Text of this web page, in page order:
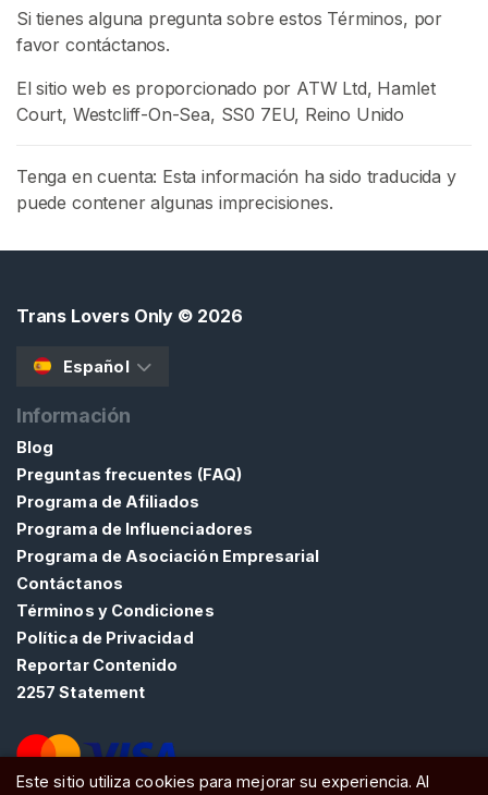
Si tienes alguna pregunta sobre estos Términos, por
favor contáctanos.
El sitio web es proporcionado por ATW Ltd, Hamlet
Court, Westcliff-On-Sea, SS0 7EU, Reino Unido
Tenga en cuenta: Esta información ha sido traducida y
puede contener algunas imprecisiones.
Trans Lovers Only © 2026
Español
Información
Blog
Preguntas frecuentes (FAQ)
Programa de Afiliados
Programa de Influenciadores
Programa de Asociación Empresarial
Contáctanos
Términos y Condiciones
Política de Privacidad
Reportar Contenido
2257 Statement
Este sitio utiliza cookies para mejorar su experiencia. Al
B
S
A
o
c
t
o
/
S
o
p
o
r
t